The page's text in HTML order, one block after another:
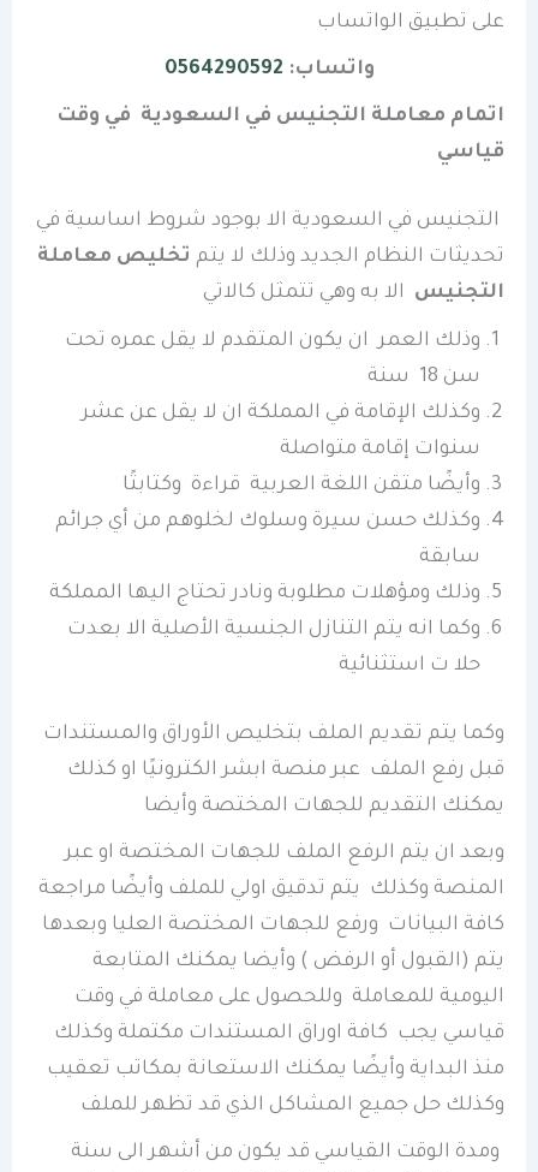
على تطبيق الواتساب
واتساب: 0564290592
اتمام معاملة التجنيس في السعودية في وقت
قياسي
التجنيس في السعودية الا بوجود شروط اساسية في
تحديثات النظام الجديد وذلك لا يتم تخليص معاملة
التجنيس الا به وهي تتمثل كالاتي
وذلك العمر ان يكون المتقدم لا يقل عمره تحت
سن 18 سنة
وكذلك الإقامة في المملكة ان لا يقل عن عشر
سنوات إقامة متواصلة
وأيضًا متقن اللغة العربية قراءة وكتابتًا
وكذلك حسن سيرة وسلوك لخلوهم من أي جرائم
سابقة
وذلك ومؤهلات مطلوبة ونادر تحتاج اليها المملكة
وكما انه يتم التنازل الجنسية الأصلية الا بعدت
حلا ت استثنائية
وكما يتم تقديم الملف بتخليص الأوراق والمستندات
قبل رفع الملف عبر منصة ابشر الكترونيًا او كذلك
يمكنك التقديم للجهات المختصة وأيضا
وبعد ان يتم الرفع الملف للجهات المختصة او عبر
المنصة وكذلك يتم تدقيق اولي للملف وأيضًا مراجعة
كافة البيانات ورفع للجهات المختصة العليا وبعدها
يتم (القبول أو الرفض ) وأيضا يمكنك المتابعة
اليومية للمعاملة وللحصول على معاملة في وقت
قياسي يجب كافة اوراق المستندات مكتملة وكذلك
منذ البداية وأيضًا يمكنك الاستعانة بمكاتب تعقيب
وكذلك حل جميع المشاكل الذي قد تظهر للملف
ومدة الوقت القياسي قد يكون من أشهر الى سنة